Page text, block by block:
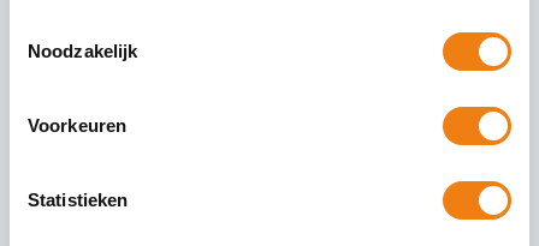
Noodzakelijk
Voorkeuren
Statistieken